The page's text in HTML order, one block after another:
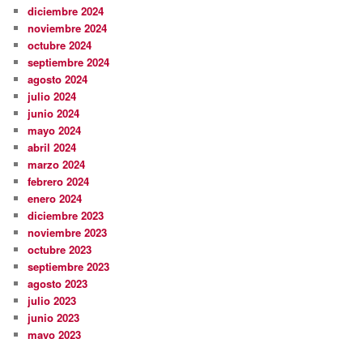
diciembre 2024
noviembre 2024
octubre 2024
septiembre 2024
agosto 2024
julio 2024
junio 2024
mayo 2024
abril 2024
marzo 2024
febrero 2024
enero 2024
diciembre 2023
noviembre 2023
octubre 2023
septiembre 2023
agosto 2023
julio 2023
junio 2023
mayo 2023